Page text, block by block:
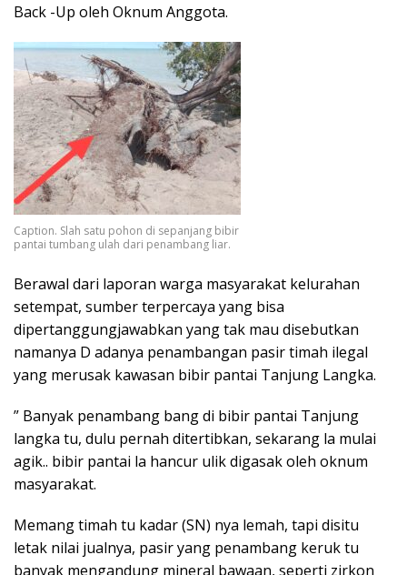
Back -Up oleh Oknum Anggota.
Caption. Slah satu pohon di sepanjang bibir
pantai tumbang ulah dari penambang liar.
Berawal dari laporan warga masyarakat kelurahan
setempat, sumber terpercaya yang bisa
dipertanggungjawabkan yang tak mau disebutkan
namanya D adanya penambangan pasir timah ilegal
yang merusak kawasan bibir pantai Tanjung Langka.
” Banyak penambang bang di bibir pantai Tanjung
langka tu, dulu pernah ditertibkan, sekarang la mulai
agik.. bibir pantai la hancur ulik digasak oleh oknum
masyarakat.
Memang timah tu kadar (SN) nya lemah, tapi disitu
letak nilai jualnya, pasir yang penambang keruk tu
banyak mengandung mineral bawaan, seperti zirkon